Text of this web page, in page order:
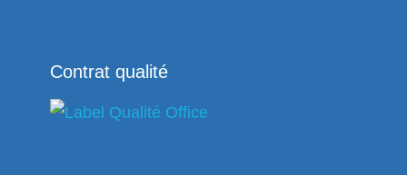
Contrat qualité